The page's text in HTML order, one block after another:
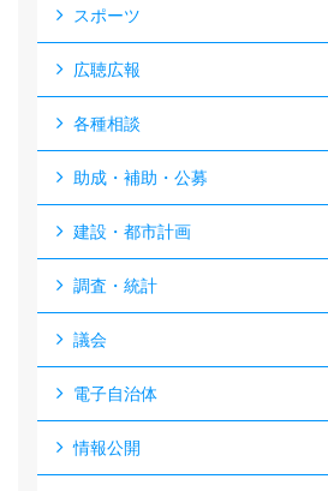
スポーツ
広聴広報
各種相談
助成・補助・公募
建設・都市計画
調査・統計
議会
電子自治体
情報公開